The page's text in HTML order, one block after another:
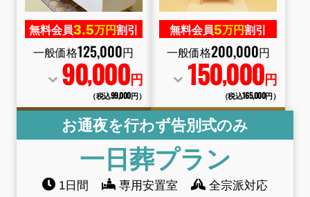
無料会員3.5万円割引
一般価格125,000円
90,000円
（税込99,000円）
無料会員5万円割引
一般価格200,000円
150,000円
（税込165,000円）
お通夜を行わず告別式のみ
一日葬プラン
1日間 専用安置室 全宗派対応